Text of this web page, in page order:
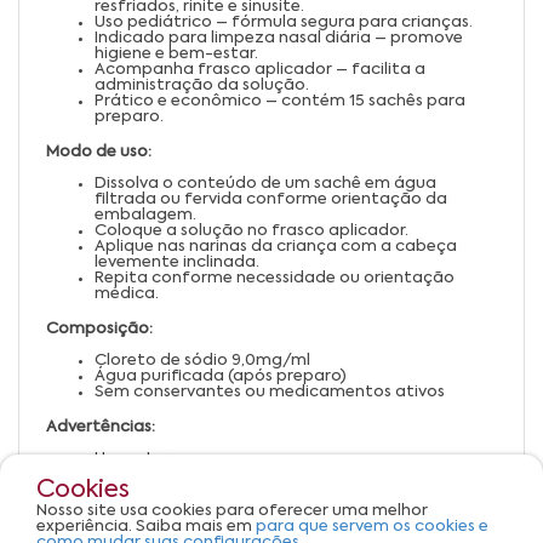
resfriados, rinite e sinusite.
Uso pediátrico – fórmula segura para crianças.
Indicado para limpeza nasal diária – promove
higiene e bem-estar.
Acompanha frasco aplicador – facilita a
administração da solução.
Prático e econômico – contém 15 sachês para
preparo.
Modo de uso:
Dissolva o conteúdo de um sachê em água
filtrada ou fervida conforme orientação da
embalagem.
Coloque a solução no frasco aplicador.
Aplique nas narinas da criança com a cabeça
levemente inclinada.
Repita conforme necessidade ou orientação
médica.
Composição:
Cloreto de sódio 9,0mg/ml
Água purificada (após preparo)
Sem conservantes ou medicamentos ativos
Advertências:
Uso externo.
Não reutilizar solução preparada após 24 horas.
Armazenar os sachês em local seco e fresco.
Em caso de irritação ou persistência dos
sintomas, procurar orientação médica.
Cookies
Nosso site usa cookies para oferecer uma melhor
experiência. Saiba mais em para que servem os cookies e